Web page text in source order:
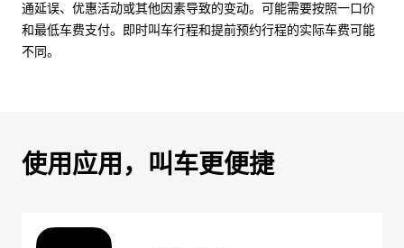
通延误、优惠活动或其他因素导致的变动。可能需要按照一口价
和最低车费支付。即时叫车行程和提前预约行程的实际车费可能
不同。
使用应用，叫车更便捷